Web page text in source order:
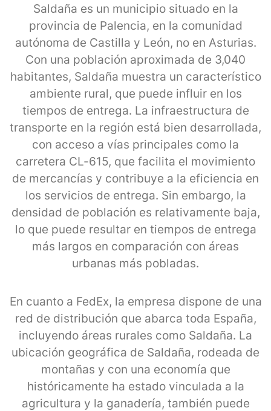
Saldaña es un municipio situado en la
provincia de Palencia, en la comunidad
autónoma de Castilla y León, no en Asturias.
Con una población aproximada de 3,040
habitantes, Saldaña muestra un característico
ambiente rural, que puede influir en los
tiempos de entrega. La infraestructura de
transporte en la región está bien desarrollada,
con acceso a vías principales como la
carretera CL-615, que facilita el movimiento
de mercancías y contribuye a la eficiencia en
los servicios de entrega. Sin embargo, la
densidad de población es relativamente baja,
lo que puede resultar en tiempos de entrega
más largos en comparación con áreas
urbanas más pobladas.
En cuanto a FedEx, la empresa dispone de una
red de distribución que abarca toda España,
incluyendo áreas rurales como Saldaña. La
ubicación geográfica de Saldaña, rodeada de
montañas y con una economía que
históricamente ha estado vinculada a la
agricultura y la ganadería, también puede